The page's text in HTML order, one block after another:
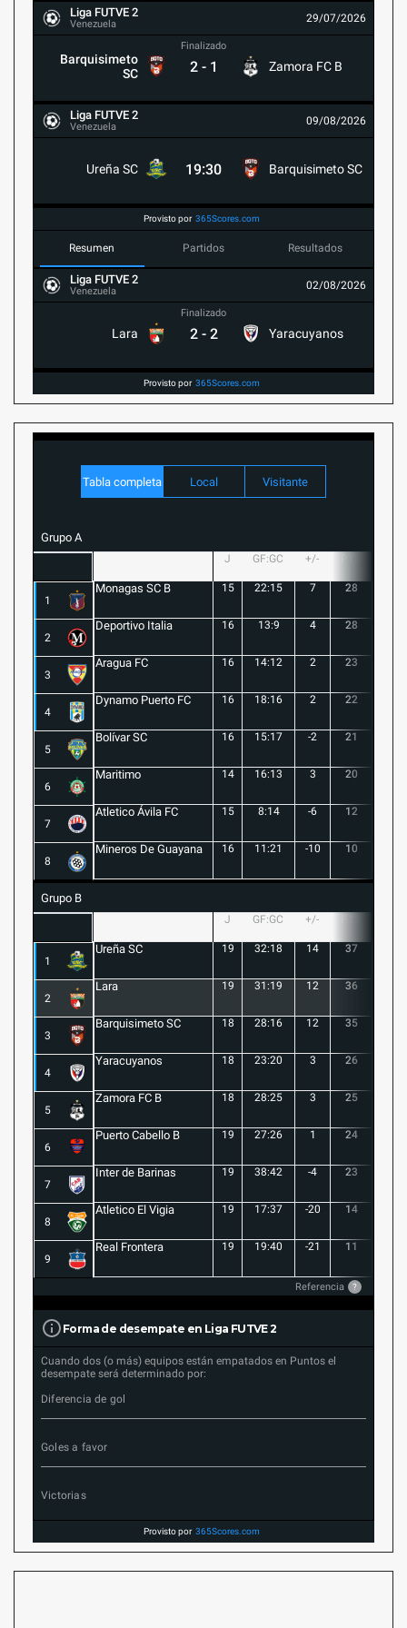
Liga FUTVE 2
Venezuela 29/07/2026
Barquisimeto
SC
Finalizado
2 - 1 Zamora FC B
Liga FUTVE 2
Venezuela 09/08/2026
Ureña SC 19:30 Barquisimeto SC
Provisto por 365Scores.com
Resumen Partidos Resultados
Liga FUTVE 2
Venezuela 02/08/2026
Lara
Finalizado
2 - 2 Yaracuyanos
Provisto por 365Scores.com
Tabla completa Local Visitante
Grupo A
J GF:GC +/-
1
Monagas SC B 15 22:15 7 28
2
Deportivo Italia 16 13:9 4 28
3
Aragua FC 16 14:12 2 23
4
Dynamo Puerto FC 16 18:16 2 22
5
Bolívar SC 16 15:17 -2 21
6
Maritimo 14 16:13 3 20
7
Atletico Ávila FC 15 8:14 -6 12
8
Mineros De Guayana 16 11:21 -10 10
Grupo B
J GF:GC +/-
1
Ureña SC 19 32:18 14 37
2
Lara 19 31:19 12 36
3
Barquisimeto SC 18 28:16 12 35
4
Yaracuyanos 18 23:20 3 26
5
Zamora FC B 18 28:25 3 25
6
Puerto Cabello B 19 27:26 1 24
7
Inter de Barinas 19 38:42 -4 23
8
Atletico El Vigia 19 17:37 -20 14
9
Real Frontera 19 19:40 -21 11
Referencia ?
Forma de desempate en Liga FUTVE 2
Cuando dos (o más) equipos están empatados en Puntos el
desempate será determinado por:
Diferencia de gol
Goles a favor
Victorias
Provisto por 365Scores.com